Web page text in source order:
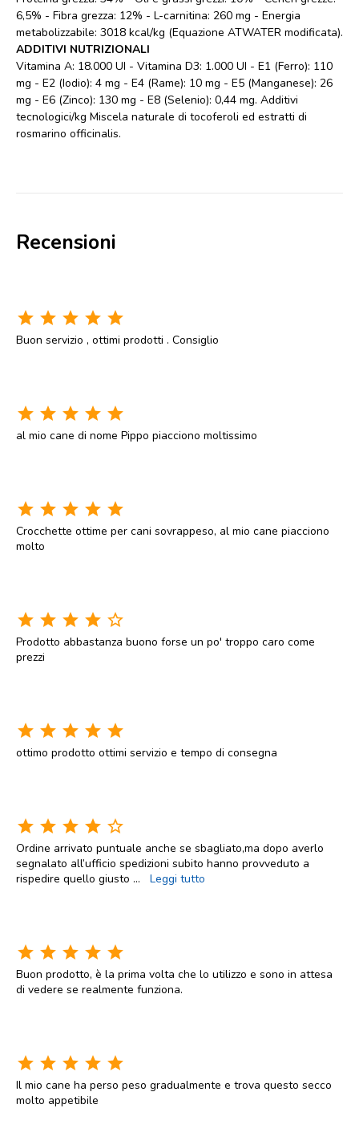
6,5% - Fibra grezza: 12% - L-carnitina: 260 mg - Energia
metabolizzabile: 3018 kcal/kg (Equazione ATWATER modificata).
ADDITIVI NUTRIZIONALI
Vitamina A: 18.000 UI - Vitamina D3: 1.000 UI - E1 (Ferro): 110
mg - E2 (Iodio): 4 mg - E4 (Rame): 10 mg - E5 (Manganese): 26
mg - E6 (Zinco): 130 mg - E8 (Selenio): 0,44 mg. Additivi
tecnologici/kg Miscela naturale di tocoferoli ed estratti di
rosmarino officinalis.
Recensioni
star star star star star
Buon servizio , ottimi prodotti . Consiglio
star star star star star
al mio cane di nome Pippo piacciono moltissimo
star star star star star
Crocchette ottime per cani sovrappeso, al mio cane piacciono
molto
star star star star star_border
Prodotto abbastanza buono forse un po' troppo caro come
prezzi
star star star star star
ottimo prodotto ottimi servizio e tempo di consegna
star star star star star_border
Ordine arrivato puntuale anche se sbagliato,ma dopo averlo
segnalato all’ufficio spedizioni subito hanno provveduto a
rispedire quello giusto ... Leggi tutto
star star star star star
Buon prodotto, è la prima volta che lo utilizzo e sono in attesa
di vedere se realmente funziona.
star star star star star
Il mio cane ha perso peso gradualmente e trova questo secco
molto appetibile